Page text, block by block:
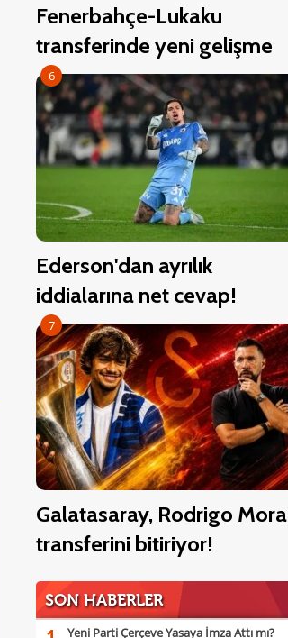
Fenerbahçe-Lukaku
transferinde yeni gelişme
6
Ederson'dan ayrılık
iddialarına net cevap!
7
Galatasaray, Rodrigo Mora
transferini bitiriyor!
SON HABERLER
Yeni Parti Çerçeve Yasaya İmza Attı mı?